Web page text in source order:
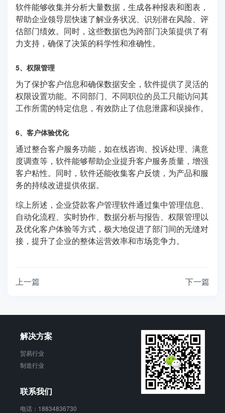
软件能够收集并分析大量数据，生成各种报表和图表，
帮助企业领导层快速了解业务状况、识别潜在风险、评
估部门绩效。同时，这些数据也为跨部门决策提供了有
力支持，确保了决策的科学性和准确性。
5、权限管理
为了保护客户信息和确保数据安全，软件提供了灵活的
权限设置功能。不同部门、不同职位的员工只能访问其
工作所需的特定信息，有效防止了信息泄露和误操作。
6、客户体验优化
通过整合客户服务功能，如在线咨询、投诉处理、满意
度调查等，软件能够帮助企业提升客户服务质量，增强
客户粘性。同时，软件还能收集客户反馈，为产品和服
务的持续改进提供依据。
综上所述，企业贷款客户管理软件通过集中管理信息、
自动化流程、实时协作、数据分析与报告、权限管理以
及优化客户体验等方式，极大地促进了部门间的无缝对
接，提升了企业的整体运营效率和市场竞争力。
上一篇 下一篇
解决方案
贸易行业
制造行业
联系我们
电话：18834836730